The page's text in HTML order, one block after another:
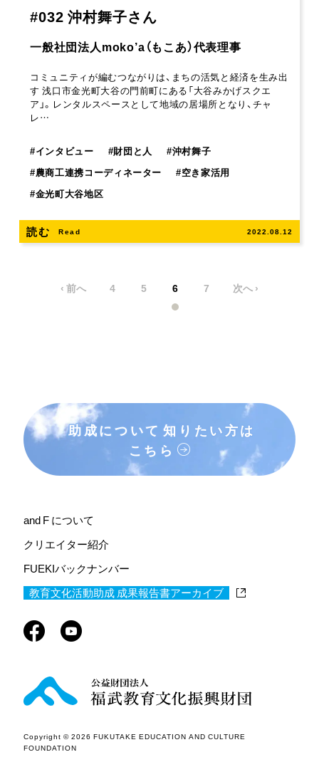
#032 沖村舞子さん
一般社団法人moko’a（もこあ）代表理事
コミュニティが編むつながりは、まちの活気と経済を生み出
す 浅口市金光町大谷の門前町にある「大谷みかげスクエ
ア」。レンタルスペースとして地域の居場所となり、チャ
レ…
#インタビュー #財団と人 #沖村舞子
#農商工連携コーディネーター #空き家活用
#金光町大谷地区
読む Read 2022.08.12
‹ 前へ 4 5 6 7 次へ ›
助成について 知りたい方は
こちら
and F について
クリエイター紹介
FUEKIバックナンバー
教育文化活動助成 成果報告書アーカイブ
Copyright © 2026 FUKUTAKE EDUCATION AND CULTURE
FOUNDATION